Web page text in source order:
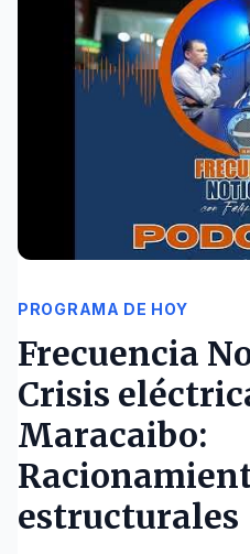
PROGRAMA DE HOY
Frecuencia
Crisis
Maracaibo:
estructurales